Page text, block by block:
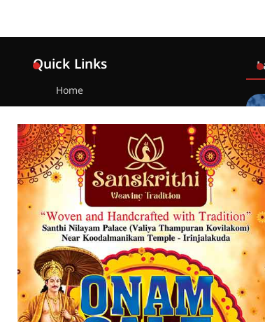
Quick Links
Home
Exclusive
Sanchari
Contact
Crime